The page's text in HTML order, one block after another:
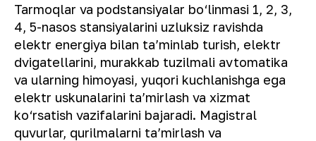
Tarmoqlar va podstansiyalar bo‘linmasi 1, 2, 3,
4, 5-nasos stansiyalarini uzluksiz ravishda
elektr energiya bilan ta’minlab turish, elektr
dvigatellarini, murakkab tuzilmali avtomatika
va ularning himoyasi, yuqori kuchlanishga ega
elektr uskunalarini ta’mirlash va xizmat
ko‘rsatish vazifalarini bajaradi. Magistral
quvurlar, qurilmalarni ta’mirlash va